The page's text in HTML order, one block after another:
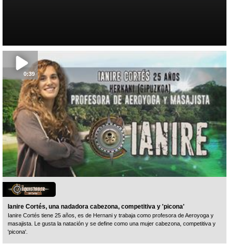
0:39
Ianire Cortés, una nadadora cabezona, competitiva y 'picona'
Ianire Cortés tiene 25 años, es de Hernani y trabaja como profesora de Aeroyoga y
masajista. Le gusta la natación y se define como una mujer cabezona, competitiva y
'picona'.